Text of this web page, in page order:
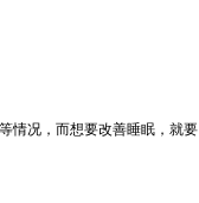
情况，而想要改善睡眠，就要